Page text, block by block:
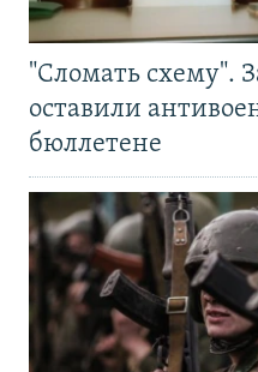
"Сломать схему".
оставили
бюллетене